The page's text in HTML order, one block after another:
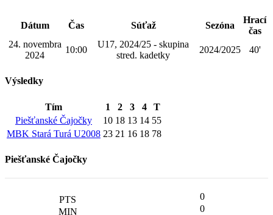
Dátum Čas Súťaž Sezóna
Hrací
čas
24. novembra
2024
10:00
U17, 2024/25 - skupina
stred. kadetky
2024/2025 40'
Výsledky
Tím 1 2 3 4
T
Piešťanské Čajočky
10 18 13 14 55
MBK Stará Turá U2008 23 21 16 18 78
Piešťanské Čajočky
0
0